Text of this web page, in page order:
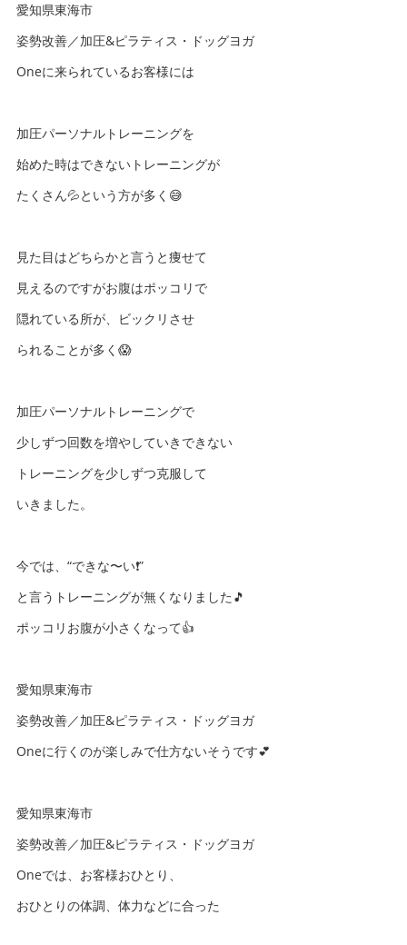
愛知県東海市
姿勢改善／加圧&ピラティス・ドッグヨガ
Oneに来られているお客様には
加圧パーソナルトレーニングを
始めた時はできないトレーニングが
たくさん💦という方が多く😅
見た目はどちらかと言うと痩せて
見えるのですがお腹はポッコリで
隠れている所が、ビックリさせ
られることが多く😱
加圧パーソナルトレーニングで
少しずつ回数を増やしていきできない
トレーニングを少しずつ克服して
いきました。
今では、“できな〜い❗️”
と言うトレーニングが無くなりました🎵
ポッコリお腹が小さくなって👍
愛知県東海市
姿勢改善／加圧&ピラティス・ドッグヨガ
Oneに行くのが楽しみで仕方ないそうです💕
愛知県東海市
姿勢改善／加圧&ピラティス・ドッグヨガ
Oneでは、お客様おひとり、
おひとりの体調、体力などに合った